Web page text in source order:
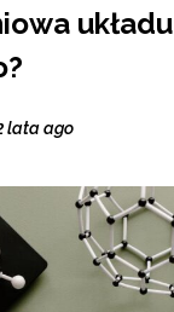
układu
lata ago